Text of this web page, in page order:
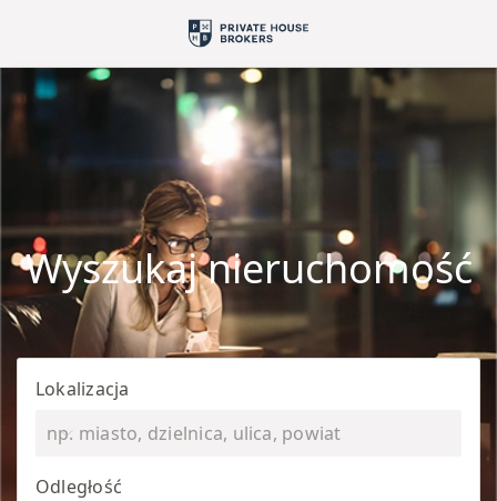
Wyszukaj nieruchomość
Lokalizacja
Odległość